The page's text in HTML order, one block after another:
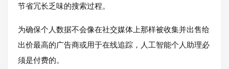
节省冗长乏味的搜索过程。
为确保个人数据不会像在社交媒体上那样被收集并出售给
出价最高的广告商或用于在线追踪，人工智能个人助理必
须是付费的。